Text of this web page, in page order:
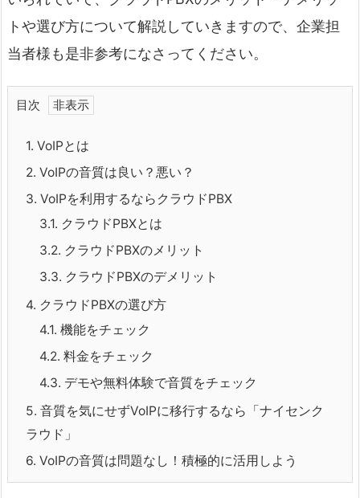
トや選び方について解説していきますので、企業担
当者様も是非参考になさってください。
目次
1. VoIPとは
2. VoIPの音質は良い？悪い？
3. VoIPを利用するならクラウドPBX
3.1. クラウドPBXとは
3.2. クラウドPBXのメリット
3.3. クラウドPBXのデメリット
4. クラウドPBXの選び方
4.1. 機能をチェック
4.2. 料金をチェック
4.3. デモや無料体験で音質をチェック
5. 音質を気にせずVoIPに移行するなら「ナイセンク
ラウド」
6. VoIPの音質は問題なし！積極的に活用しよう